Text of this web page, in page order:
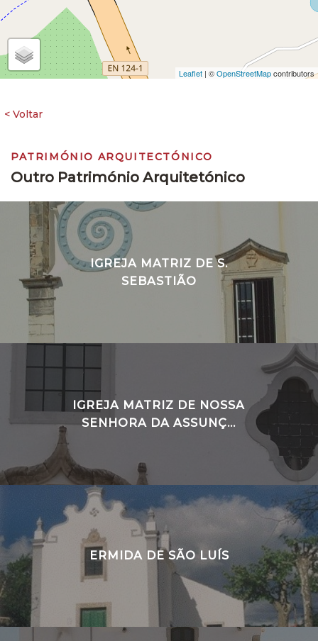
Leaflet | ©OpenStreetMapcontributors
PATRIMÓNIO ARQUITECTÓNICO
Outro Património Arquitetónico
IGREJA MATRIZ DE S.
SEBASTIÃO
IGREJA MATRIZ DE NOSSA
SENHORA DA ASSUNÇ...
ERMIDA DE SÃO LUÍS